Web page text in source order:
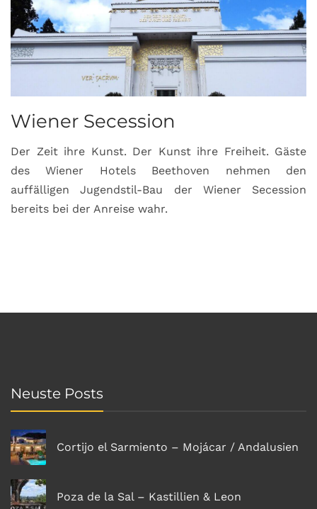
Wiener Secession
Der Zeit ihre Kunst. Der Kunst ihre Freiheit. Gäste
des Wiener Hotels Beethoven nehmen den
auffälligen Jugendstil-Bau der Wiener Secession
bereits bei der Anreise wahr.
Neuste Posts
Cortijo el Sarmiento – Mojácar / Andalusien
Poza de la Sal – Kastillien & Leon